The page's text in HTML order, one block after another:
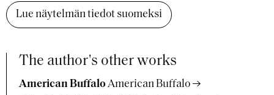
Lue näytelmän tiedot suomeksi
The author's other works
American BuffaloAmerican Buffalo